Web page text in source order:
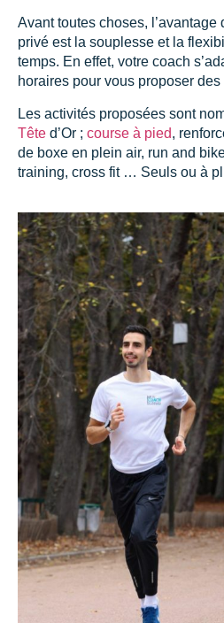
Avant toutes choses, l’avantage
privé est la souplesse et la
temps. En effet, votre coach
horaires pour vous proposer
Les activités proposées sont
Tête d’Or ; course à pied,
de boxe en plein air, run and
training, cross fit … Seuls ou à